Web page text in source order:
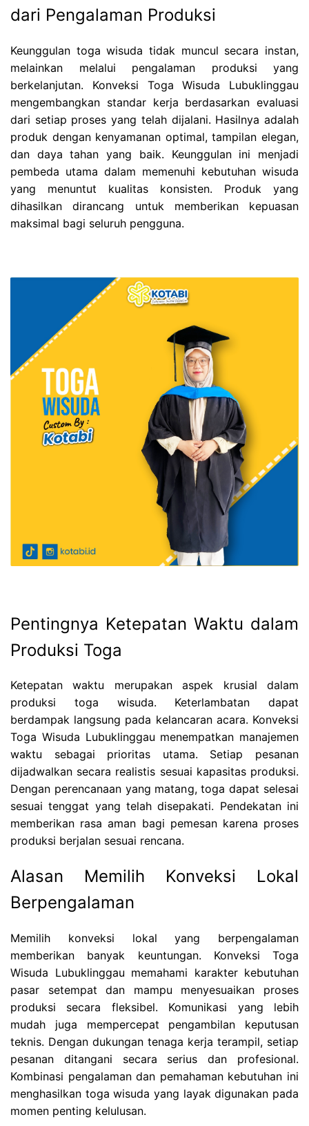
dari Pengalaman Produksi
Keunggulan toga wisuda tidak muncul secara instan,
melainkan melalui pengalaman produksi yang
berkelanjutan. Konveksi Toga Wisuda Lubuklinggau
mengembangkan standar kerja berdasarkan evaluasi
dari setiap proses yang telah dijalani. Hasilnya adalah
produk dengan kenyamanan optimal, tampilan elegan,
dan daya tahan yang baik. Keunggulan ini menjadi
pembeda utama dalam memenuhi kebutuhan wisuda
yang menuntut kualitas konsisten. Produk yang
dihasilkan dirancang untuk memberikan kepuasan
maksimal bagi seluruh pengguna.
Pentingnya Ketepatan Waktu dalam
Produksi Toga
Ketepatan waktu merupakan aspek krusial dalam
produksi toga wisuda. Keterlambatan dapat
berdampak langsung pada kelancaran acara. Konveksi
Toga Wisuda Lubuklinggau menempatkan manajemen
waktu sebagai prioritas utama. Setiap pesanan
dijadwalkan secara realistis sesuai kapasitas produksi.
Dengan perencanaan yang matang, toga dapat selesai
sesuai tenggat yang telah disepakati. Pendekatan ini
memberikan rasa aman bagi pemesan karena proses
produksi berjalan sesuai rencana.
Alasan Memilih Konveksi Lokal
Berpengalaman
Memilih konveksi lokal yang berpengalaman
memberikan banyak keuntungan. Konveksi Toga
Wisuda Lubuklinggau memahami karakter kebutuhan
pasar setempat dan mampu menyesuaikan proses
produksi secara fleksibel. Komunikasi yang lebih
mudah juga mempercepat pengambilan keputusan
teknis. Dengan dukungan tenaga kerja terampil, setiap
pesanan ditangani secara serius dan profesional.
Kombinasi pengalaman dan pemahaman kebutuhan ini
menghasilkan toga wisuda yang layak digunakan pada
momen penting kelulusan.